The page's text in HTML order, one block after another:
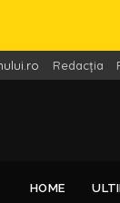
Redacția
HOME